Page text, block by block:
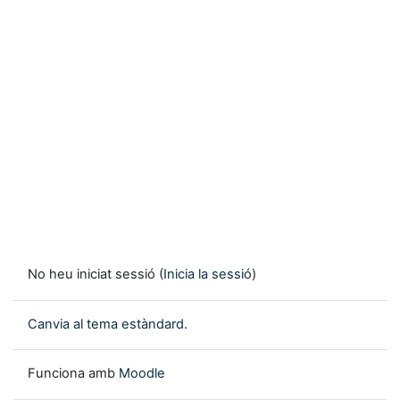
No heu iniciat sessió (Inicia la sessió)
Canvia al tema estàndard.
Funciona amb Moodle